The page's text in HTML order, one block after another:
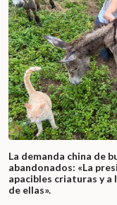
La demanda china de
abandonados: «La
apacibles criaturas y a
de ellas».